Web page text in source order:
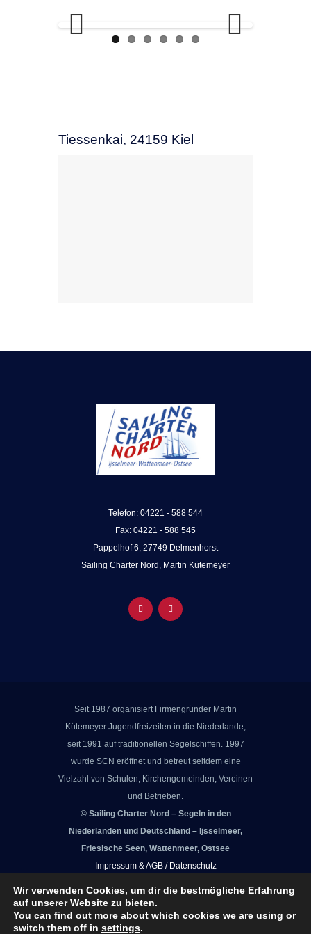
Tiessenkai, 24159 Kiel
Telefon: 04221 - 588 544
Fax: 04221 - 588 545
Pappelhof 6, 27749 Delmenhorst
Sailing Charter Nord, Martin Kütemeyer
Seit 1987 organisiert Firmengründer Martin
Kütemeyer Jugendfreizeiten in die Niederlande,
seit 1991 auf traditionellen Segelschiffen. 1997
wurde SCN eröffnet und betreut seitdem eine
Vielzahl von Schulen, Kirchengemeinden, Vereinen
und Betrieben.
© Sailing Charter Nord – Segeln in den
Niederlanden und Deutschland – Ijsselmeer,
Friesische Seen, Wattenmeer, Ostsee
Impressum & AGB / Datenschutz
Wir verwenden Cookies, um dir die bestmögliche Erfahrung
auf unserer Website zu bieten.
You can find out more about which cookies we are using or
switch them off in settings.